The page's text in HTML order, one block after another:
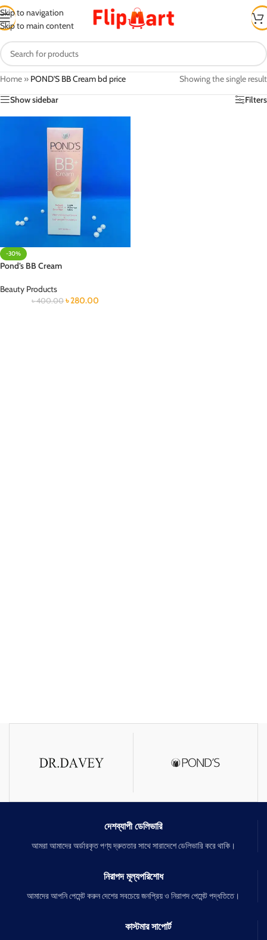
Skip to navigation
Skip to main content
Home » POND'S BB Cream bd price
Showing the single result
Show sidebar
Filters
-30%
Pond’s BB Cream
Beauty Products
৳400.00 ৳280.00
দেশব্যাপী ডেলিভারি
আমরা আমাদের অর্ডারকৃত পণ্য দ্রুততার সাথে সারাদেশে ডেলিভারি করে থাকি।
নিরাপদ মূল্যপরিশোধ
আমাদের আপনি পেমেন্ট করুন দেশের সবচেয়ে জনপ্রিয় ও নিরাপদ পেমেন্ট পদ্ধতিতে।
কাস্টমার সাপোর্ট